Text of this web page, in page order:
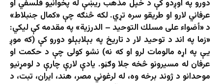
دورو په اوږدو کې د خپل مذهب ریښې له پخوانیو فلسفي او
عرفاني لارو او طریقو سره تړي. لکه څنګه چې «کمال جنبلاط»
د «أضواء على مسلك التوحيد – الدرزية» په مقدمه کې لیکي:
«زما په اند د توحید لار د تاریخ په بېلابېلو دورو کې (که موږ
یې په اړه مالومات لرو او که نه) نشو کولی چې د حکمت او
عرفان له مسیرونو څخه جلا وګڼو. یادې لارې چارې د لومړنیو
موحدانو د ژوند برخه وه، له لرغوني مصر، هند، ایران، تبت، د